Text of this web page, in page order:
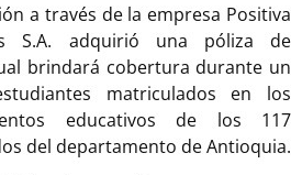
a través de la empresa Positiva
S.A. adquirió una póliza de
brindará cobertura durante un
matriculados en los
educativos de los 117
del departamento de Antioquia.